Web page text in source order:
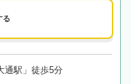
る
通駅」徒歩5分